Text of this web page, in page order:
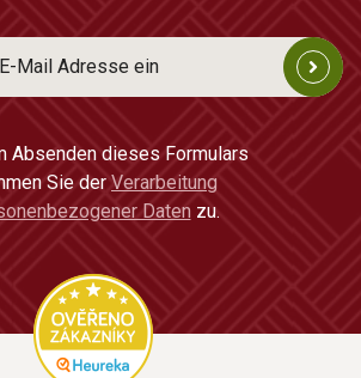
Absenden dieses Formulars
Sie der Verarbeitung
Daten zu.